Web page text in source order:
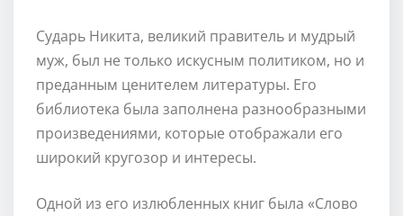
Сударь Никита, великий правитель и мудрый
муж, был не только искусным политиком, но и
преданным ценителем литературы. Его
библиотека была заполнена разнообразными
произведениями, которые отображали его
широкий кругозор и интересы.
Одной из его излюбленных книг была «Слово